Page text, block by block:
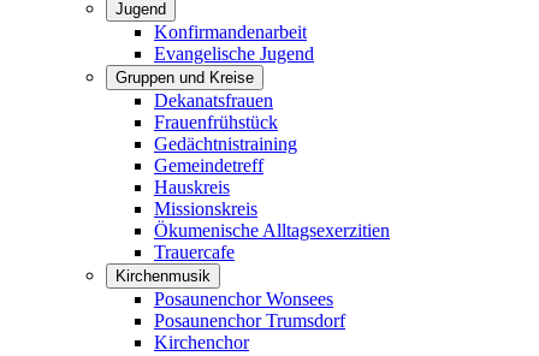
Jugend
Konfirmandenarbeit
Evangelische Jugend
Gruppen und Kreise
Dekanatsfrauen
Frauenfrühstück
Gedächtnistraining
Gemeindetreff
Hauskreis
Missionskreis
Ökumenische Alltagsexerzitien
Trauercafe
Kirchenmusik
Posaunenchor Wonsees
Posaunenchor Trumsdorf
Kirchenchor